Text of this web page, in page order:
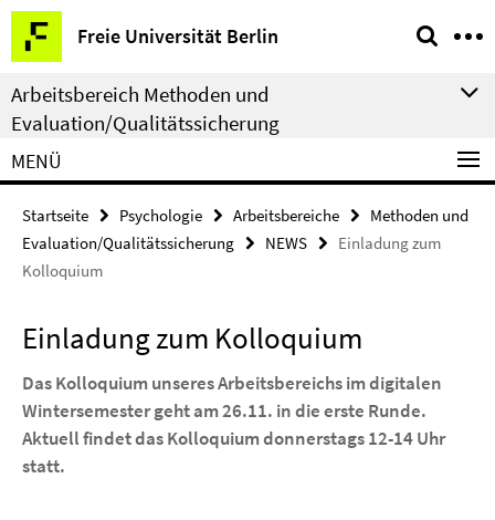
Springe
direkt
zu
Inhalt
Freie Universität Berlin
Service-
Navigation
Arbeitsbereich Methoden und
Evaluation/Qualitätssicherung
MENÜ
Startseite Psychologie Arbeitsbereiche
Methoden und
Evaluation/Qualitätssicherung
NEWS
Einladung zum
Kolloquium
Einladung zum Kolloquium
Das Kolloquium unseres Arbeitsbereichs im digitalen
Wintersemester geht am 26.11. in die erste Runde.
Aktuell findet das Kolloquium donnerstags 12-14 Uhr
statt.